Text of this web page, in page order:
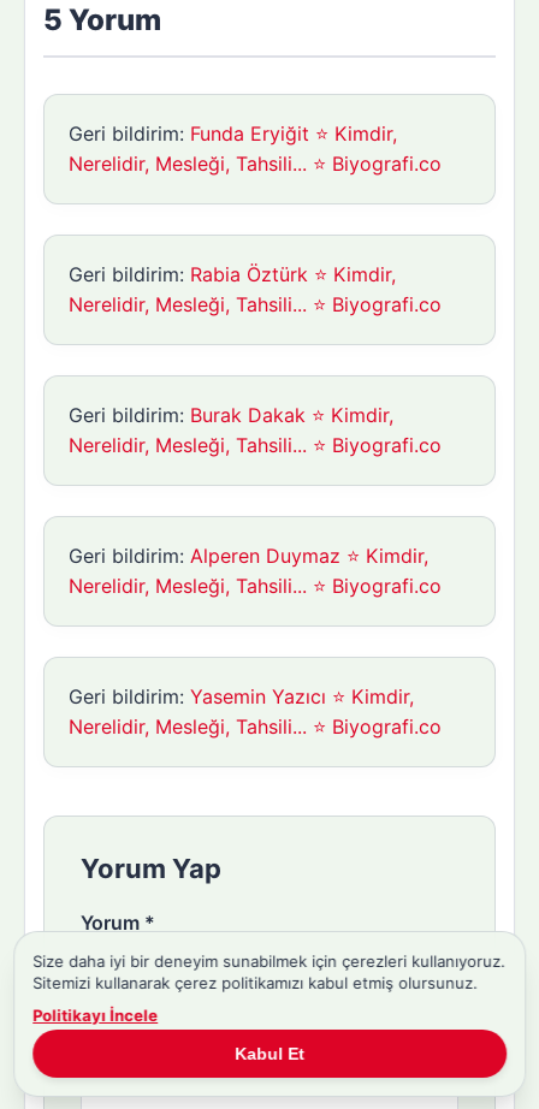
5 Yorum
Geri bildirim: Funda Eryiğit ⭐ Kimdir,
Nerelidir, Mesleği, Tahsili... ⭐ Biyografi.co
Geri bildirim: Rabia Öztürk ⭐ Kimdir,
Nerelidir, Mesleği, Tahsili... ⭐ Biyografi.co
Geri bildirim: Burak Dakak ⭐ Kimdir,
Nerelidir, Mesleği, Tahsili... ⭐ Biyografi.co
Geri bildirim: Alperen Duymaz ⭐ Kimdir,
Nerelidir, Mesleği, Tahsili... ⭐ Biyografi.co
Geri bildirim: Yasemin Yazıcı ⭐ Kimdir,
Nerelidir, Mesleği, Tahsili... ⭐ Biyografi.co
Yorum Yap
Yorum *
Size daha iyi bir deneyim sunabilmek için çerezleri kullanıyoruz.
Sitemizi kullanarak çerez politikamızı kabul etmiş olursunuz.
Politikayı İncele
Kabul Et